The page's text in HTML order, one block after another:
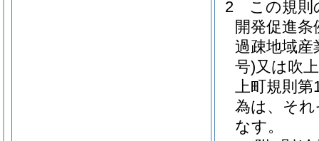
2
この規則
開発促進条
過疎地域産
号)又は吹
上町規則第
為は、そ
なす。